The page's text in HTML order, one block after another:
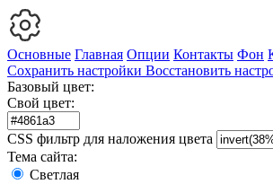
Основные Главная Опции Контакты Фон
Сохранить настройки Восстановить
Базовый цвет:
Свой цвет:
CSS фильтр для наложения цвета
Тема сайта:
Светлая